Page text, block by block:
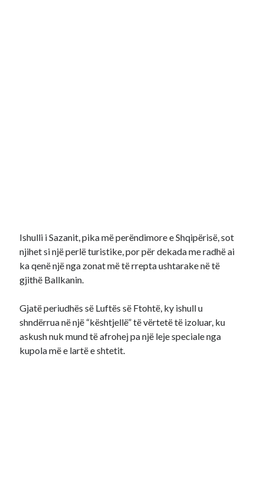
Ishulli i Sazanit, pika më perëndimore e Shqipërisë, sot
njihet si një perlë turistike, por për dekada me radhë ai
ka qenë një nga zonat më të rrepta ushtarake në të
gjithë Ballkanin.
Gjatë periudhës së Luftës së Ftohtë, ky ishull u
shndërrua në një “kështjellë” të vërtetë të izoluar, ku
askush nuk mund të afrohej pa një leje speciale nga
kupola më e lartë e shtetit.